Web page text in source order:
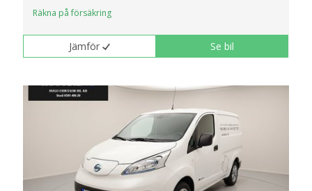
Räkna på försäkring
Jämför Se bil